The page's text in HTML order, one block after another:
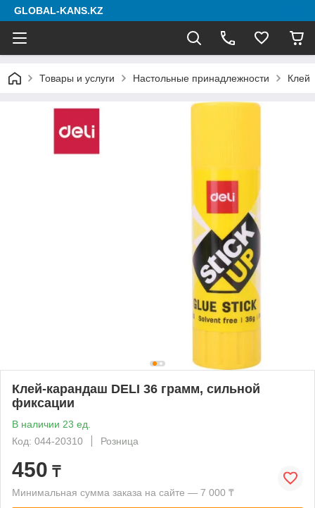
GLOBAL-KANS.KZ
Товары и услуги Настольные принадлежности Клей
Клей-карандаш DELI 36 грамм, сильной
фиксации
В наличии 23 ед.
Код: 044-20310
Розница
450 ₸
Минимальная сумма заказа на сайте — 7 000 ₸